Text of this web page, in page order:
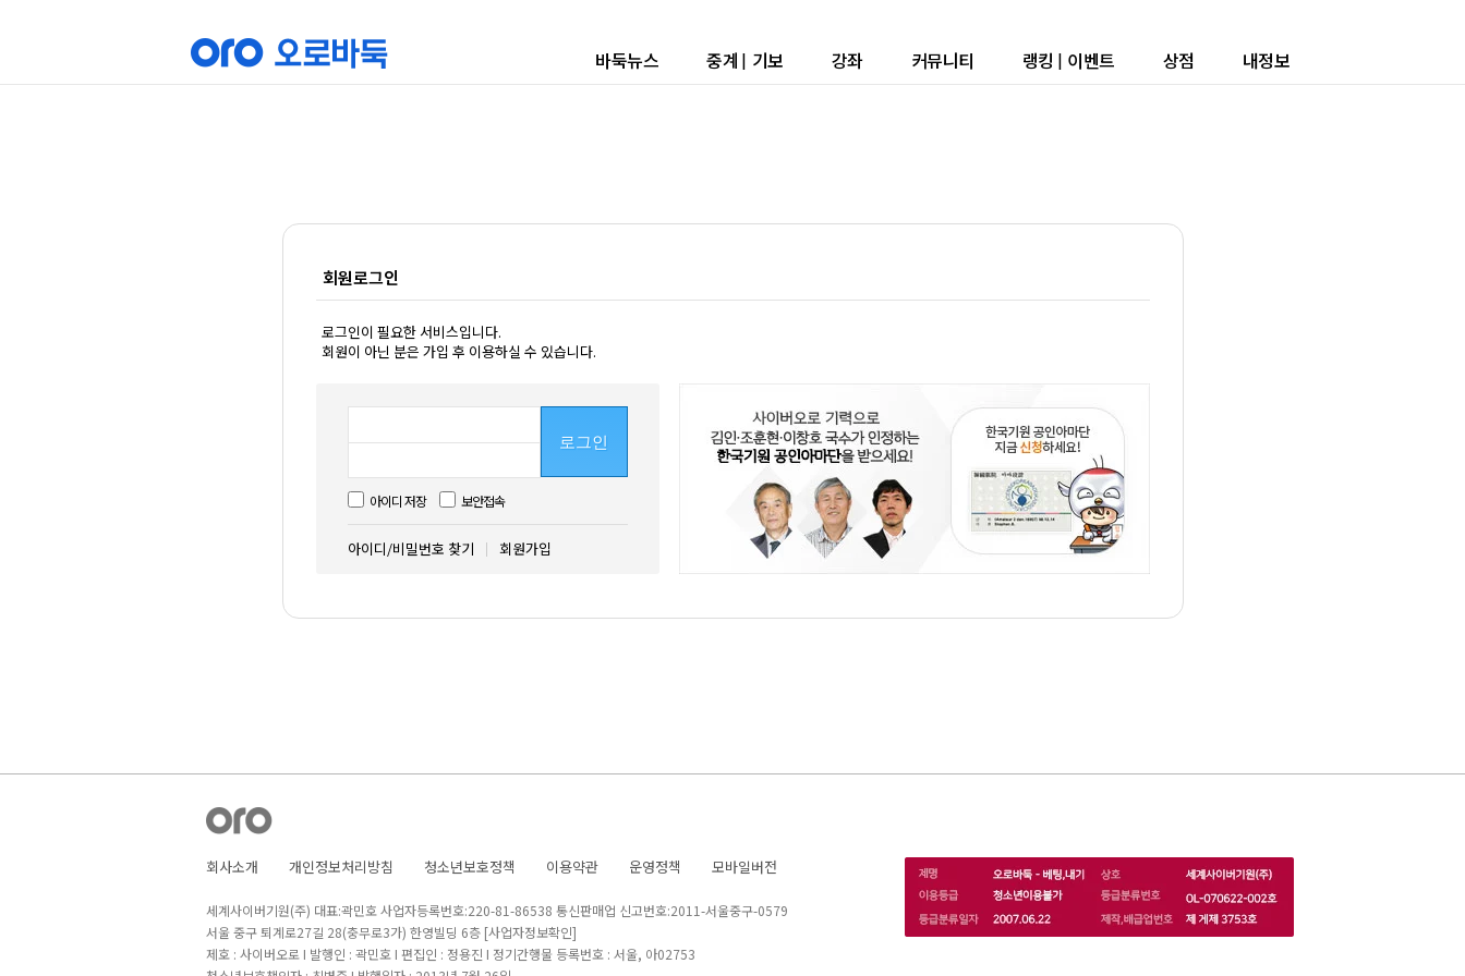
바둑뉴스 중계 | 기보 강좌 커뮤니티 랭킹 | 이벤트 상점 내정보
회원로그인
로그인이 필요한 서비스입니다.
회원이 아닌 분은 가입 후 이용하실 수 있습니다.
로그인
아이디 저장 보안접속
아이디/비밀번호 찾기 회원가입
회사소개 개인정보처리방침 청소년보호정책 이용약관 운영정책 모바일버전
세계사이버기원(주) 대표:곽민호 사업자등록번호:220-81-86538 통신판매업 신고번호:2011-서울중구-0579
서울 중구 퇴계로27길 28(충무로3가) 한영빌딩 6층 [사업자정보확인]
제호 : 사이버오로 I 발행인 : 곽민호 I 편집인 : 정용진 I 정기간행물 등록번호 : 서울, 아02753